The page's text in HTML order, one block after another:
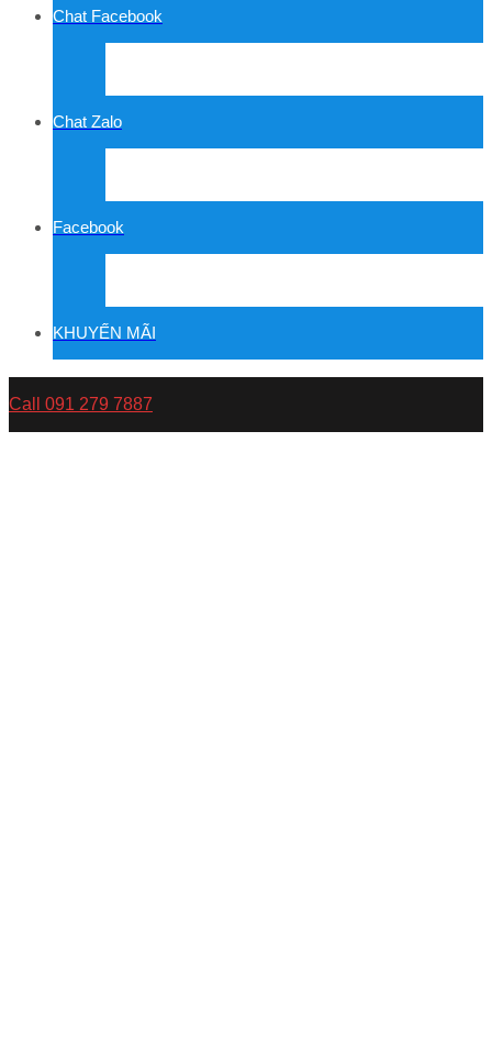
Chat Facebook
Chat Zalo
Facebook
KHUYẾN MÃI
Call 091 279 7887